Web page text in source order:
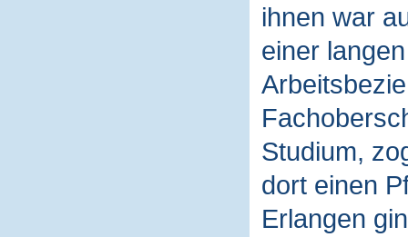
ihnen war
einer
Studium,
dort einen
Erlangen